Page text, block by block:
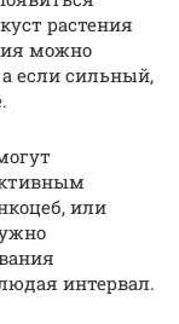
растения
можно
если сильный,
или
интервал.